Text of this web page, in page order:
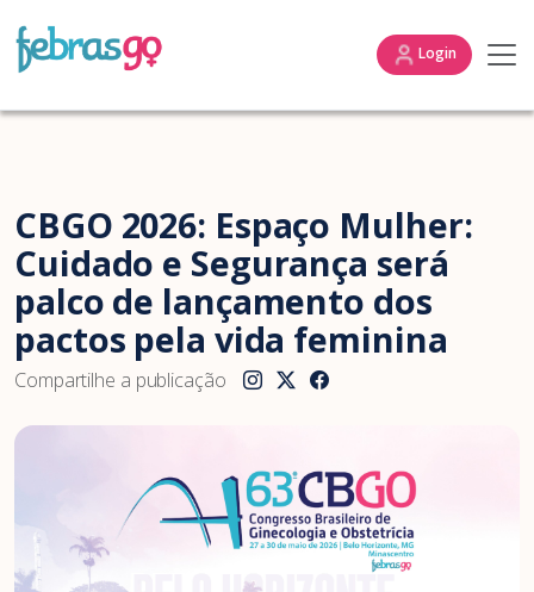
Login
CBGO 2026: Espaço Mulher:
Cuidado e Segurança será
palco de lançamento dos
pactos pela vida feminina
Compartilhe a publicação